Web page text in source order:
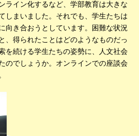
ライン化するなど、学部教育は大きな
しまいました。それでも、学生たちは
向き合おうとしています。困難な状況
、得られたことはどのようなものだっ
を続ける学生たちの姿勢に、人文社会
のでしょうか。オンラインでの座談会